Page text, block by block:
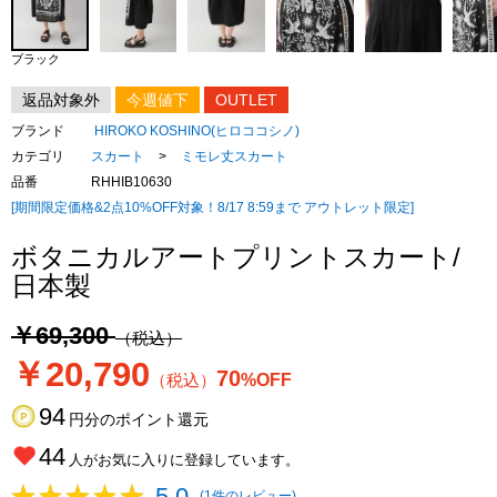
ブラック
返品対象外 今週値下 OUTLET
ブランド
HIROKO KOSHINO(ヒロココシノ)
カテゴリ
スカート >
ミモレ丈スカート
品番
RHHIB10630
[期間限定価格&2点10%OFF対象！8/17 8:59まで アウトレット限定]
ボタニカルアートプリントスカート/
日本製
￥69,300（税込）
￥20,790 （税込） 70%OFF
94 円分のポイント還元
44 人がお気に入りに登録しています。